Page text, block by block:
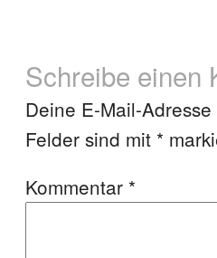
Schreibe einen
Deine E-Mail-
Felder sind mit *
Kommentar *